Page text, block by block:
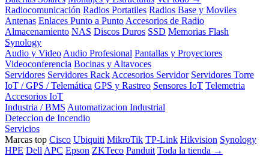
Radiocomunicación Radios Portatiles Radios Base y Moviles
Antenas Enlaces Punto a Punto Accesorios de Radio
Almacenamiento NAS Discos Duros SSD Memorias Flash
Synology
Audio y Video Audio Profesional Pantallas y Proyectores
Videoconferencia Bocinas y Altavoces
Servidores Servidores Rack Accesorios Servidor Servidores Torre
IoT / GPS / Telemática GPS y Rastreo Sensores IoT Telemetria
Accesorios IoT
Industria / BMS Automatizacion Industrial
Deteccion de Incendio
Servicios
Marcas top Cisco Ubiquiti MikroTik TP-Link Hikvision Synology
HPE Dell APC Epson ZKTeco Panduit Toda la tienda →